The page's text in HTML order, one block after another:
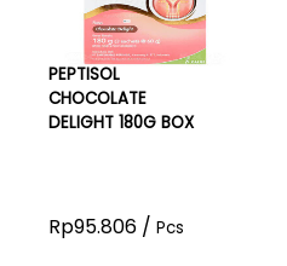
PEPTISOL
CHOCOLATE
DELIGHT 180G BOX
Rp95.806 / Pcs